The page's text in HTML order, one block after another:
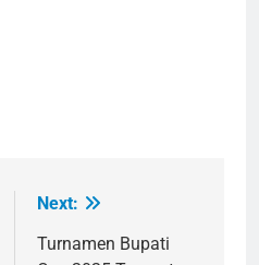
Next:
Turnamen Bupati